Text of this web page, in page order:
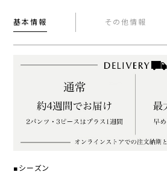
基本情報 その他情報
■シーズン